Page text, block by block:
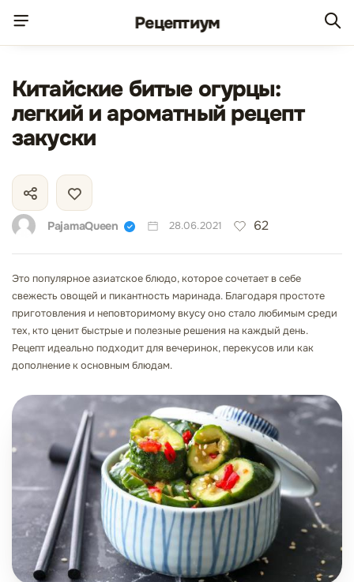
Рецептиум
Китайские битые огурцы:
легкий и ароматный рецепт
закуски
PajamaQueen 28.06.2021 62
Это популярное азиатское блюдо, которое сочетает в себе
свежесть овощей и пикантность маринада. Благодаря простоте
приготовления и неповторимому вкусу оно стало любимым среди
тех, кто ценит быстрые и полезные решения на каждый день.
Рецепт идеально подходит для вечеринок, перекусов или как
дополнение к основным блюдам.